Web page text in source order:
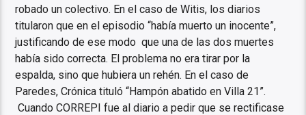
robado un colectivo. En el caso de Witis, los diarios
titularon que en el episodio “había muerto un inocente”,
justificando de ese modo que una de las dos muertes
había sido correcta. El problema no era tirar por la
espalda, sino que hubiera un rehén. En el caso de
Paredes, Crónica tituló “Hampón abatido en Villa 21”.
Cuando CORREPI fue al diario a pedir que se rectificase